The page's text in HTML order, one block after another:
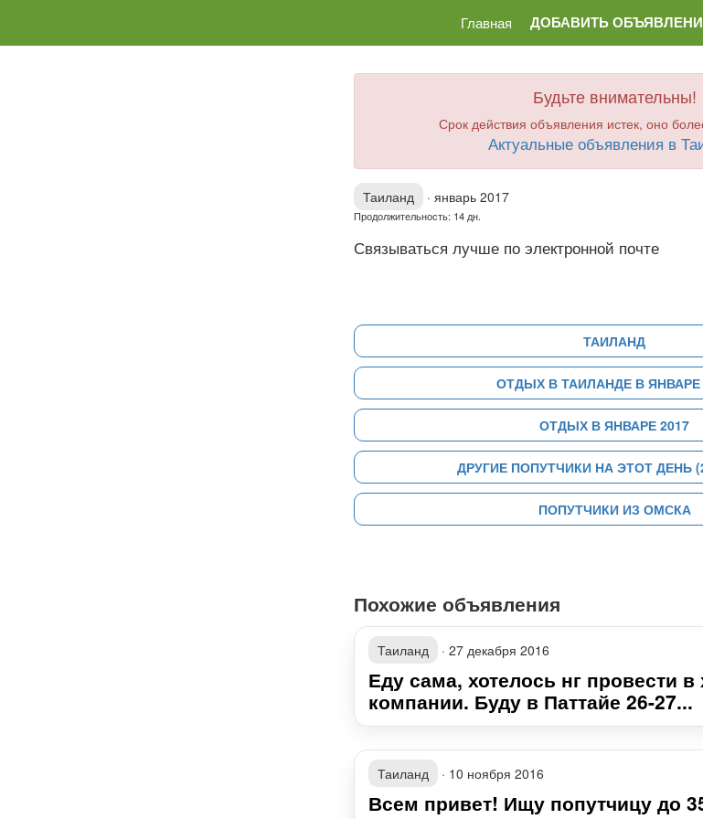
Главная ДОБАВИТЬ
Будьте внимательны!
Срок действия объявления истек, оно
Актуальные объявления в
Таиланд · январь 2017
Продолжительность: 14 дн.
Связываться лучше по электронной почте
ТАИЛАНД
ОТДЫХ В ТАИЛАНДЕ В ЯНВАРЕ
ОТДЫХ В ЯНВАРЕ 2017
ДРУГИЕ ПОПУТЧИКИ НА ЭТОТ ДЕНЬ
ПОПУТЧИКИ ИЗ ОМСКА
Похожие объявления
Таиланд · 27 декабря 2016
Еду сама, хотелось нг провести
компании. Буду в Паттайе 26-27...
Таиланд · 10 ноября 2016
Всем привет! Ищу попутчицу до